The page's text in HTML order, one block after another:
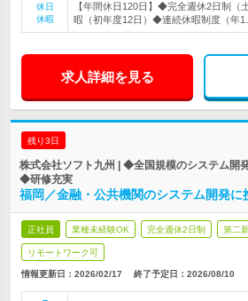
休日
休暇
【年間休日120日】◆完全週休2日制
暇（初年度12日）◆連続休暇制度（年
求人詳細を見る
残り3日
株式会社ソフト九州 | ◆全国規模のシステム開
◆研修充実
福岡／金融・公共機関のシステム開発に
正社員 業種未経験OK 完全週休2日制 第二
リモートワーク可
情報更新日：2026/02/17 終了予定日： 2026/08/10